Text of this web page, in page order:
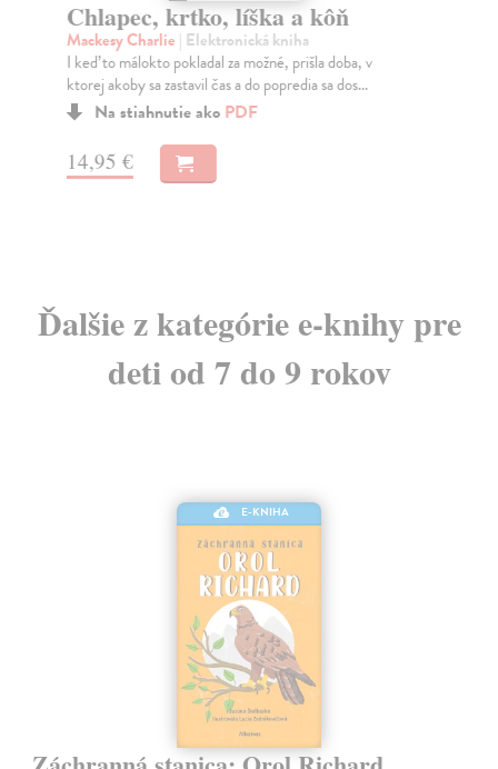
Chlapec, krtko, líška a kôň
Mackesy Charlie | Elektronická kniha
I keď to málokto pokladal za možné, prišla doba, v
ktorej akoby sa zastavil čas a do popredia sa dos...
Na stiahnutie ako PDF
14,95 €
Ďalšie z kategórie e-knihy pre
deti od 7 do 9 rokov
E-KNIHA